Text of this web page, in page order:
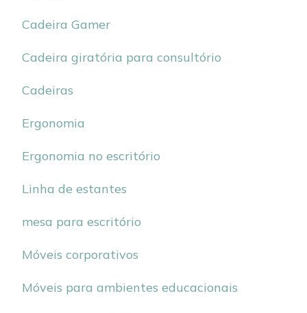
Cadeira Gamer
Cadeira giratória para consultório
Cadeiras
Ergonomia
Ergonomia no escritório
Linha de estantes
mesa para escritório
Móveis corporativos
Móveis para ambientes educacionais